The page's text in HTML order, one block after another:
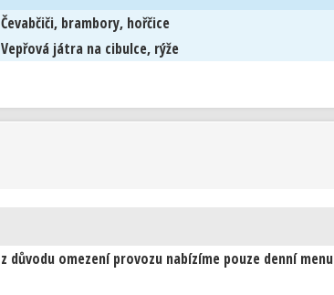
Čevabčiči, brambory, hořčice
Vepřová játra na cibulce, rýže
z důvodu omezení provozu nabízíme pouze denní menu